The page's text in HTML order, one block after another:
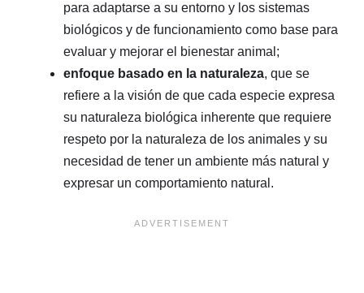
para adaptarse a su entorno y los sistemas
biológicos y de funcionamiento como base para
evaluar y mejorar el bienestar animal;
enfoque basado en la naturaleza, que se
refiere a la visión de que cada especie expresa
su naturaleza biológica inherente que requiere
respeto por la naturaleza de los animales y su
necesidad de tener un ambiente más natural y
expresar un comportamiento natural.